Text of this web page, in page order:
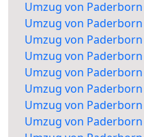
Umzug von Paderborn
Umzug von Paderborn
Umzug von
Umzug von
Umzug von
Umzug von
Umzug von
Umzug von